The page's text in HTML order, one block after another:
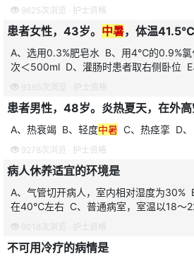
9625次浏览 · 护士资格
患者女性，43岁。 中暑，体温41.5℃，遵医
A、选用0.3%肥皂水 B、用4℃的0.9%
次＜500ml D、灌肠时患者取右侧卧位 E
9365次浏览 · 护士资格
A、热衰竭 B、轻度中暑 C、热痉挛 D
9278次浏览 · 护士资格
病人休养适宜的环境是
A、气管切开病人，室内相对湿度为30% B
在40℃左右 C、普通病室，室温以18～
9018次浏览 · 护士资格
不可用冷疗的病情是